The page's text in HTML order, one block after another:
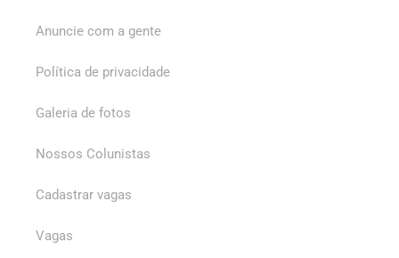
Anuncie com a gente
Política de privacidade
Galeria de fotos
Nossos Colunistas
Cadastrar vagas
Vagas